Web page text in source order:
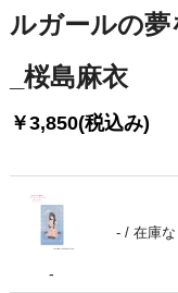
ルガールの
_桜島麻衣
￥3,850(税込み)
-
- /在庫な